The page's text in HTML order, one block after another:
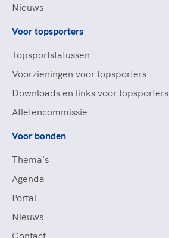
Nieuws
Voor topsporters
Topsportstatussen
Voorzieningen voor topsporters
Downloads en links voor topsporters
Atletencommissie
Voor bonden
Thema's
Agenda
Portal
Nieuws
Contact